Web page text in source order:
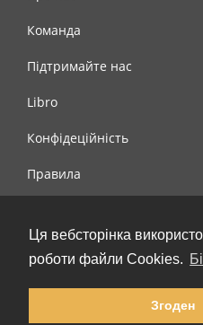
Ця вебсторінка
роботи файли Cookies.
Згоден
Команда
Підтримайте нас
Libro
Конфідеційність
Правила